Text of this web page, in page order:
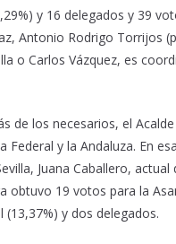
y 16 delegados y 39
Antonio Rodrigo Torrijos
o Carlos Vázquez, es
de los necesarios, el
Federal y la Andaluza. En
Juana Caballero,
obtuvo 19 votos para la
y dos delegados.